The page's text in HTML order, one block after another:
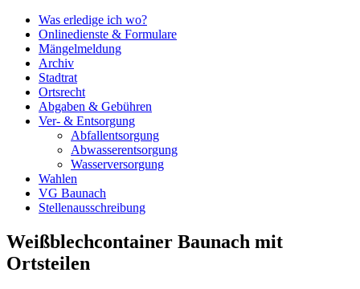
Was erledige ich wo?
Onlinedienste & Formulare
Mängelmeldung
Archiv
Stadtrat
Ortsrecht
Abgaben & Gebühren
Ver- & Entsorgung
Abfallentsorgung
Abwasserentsorgung
Wasserversorgung
Wahlen
VG Baunach
Stellenausschreibung
Weißblechcontainer Baunach mit
Ortsteilen